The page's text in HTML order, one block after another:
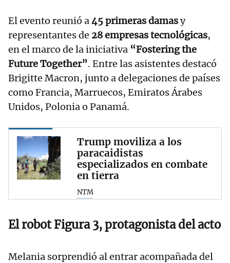
El evento reunió a45 primeras damasy
representantes de 28 empresas tecnológicas,
en el marco de la iniciativa “Fostering the
Future Together”. Entre las asistentes destacó
Brigitte Macron, junto a delegaciones de países
como Francia, Marruecos, Emiratos Árabes
Unidos, Polonia o Panamá.
Trump moviliza a los
paracaidistas
especializados en combate
en tierra
NTM
El robot Figura 3, protagonista del acto
Melania sorprendió al entrar acompañada del